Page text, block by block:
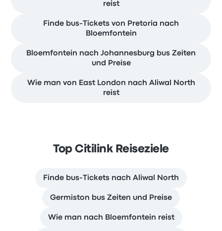
reist
Finde bus-Tickets von Pretoria nach
Bloemfontein
Bloemfontein nach Johannesburg bus Zeiten
und Preise
Wie man von East London nach Aliwal North
reist
Top Citilink Reiseziele
Finde bus-Tickets nach Aliwal North
Germiston bus Zeiten und Preise
Wie man nach Bloemfontein reist